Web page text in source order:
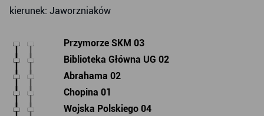
kierunek: Jaworzniaków
Przymorze SKM 03
Biblioteka Główna UG 02
Abrahama 02
Chopina 01
Wojska Polskiego 04